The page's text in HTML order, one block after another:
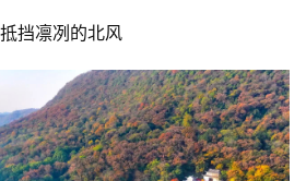
抵挡凛冽的北风